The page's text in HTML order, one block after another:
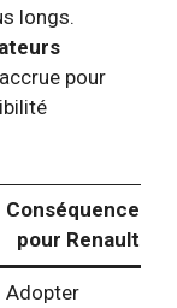
longs.
pour
Conséquences
pour Renault
Adopter